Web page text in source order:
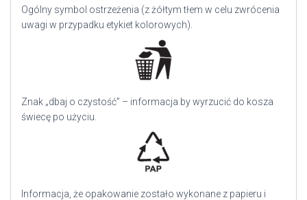
Ogólny symbol ostrzeżenia (z żółtym tłem w celu zwrócenia
uwagi w przypadku etykiet kolorowych).
Znak „dbaj o czystość” – informacja by wyrzucić do kosza
świecę po użyciu.
Informacja, że opakowanie zostało wykonane z papieru i